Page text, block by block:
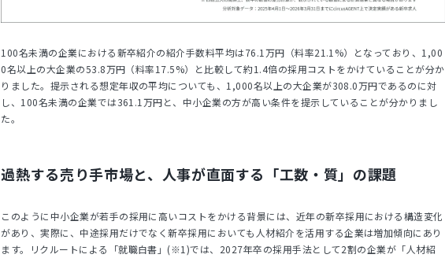
100名未満の企業における新卒紹介の紹介手数料平均は76.1万円（料率21.1%）となっており、1,00
0名以上の大企業の53.8万円（料率17.5%）と比較して約1.4倍の採用コストをかけていることが分か
りました。提示される想定年収の平均についても、1,000名以上の大企業が308.0万円であるのに対
し、100名未満の企業では361.1万円と、中小企業の方が高い条件を提示していることが分かりまし
た。
過熱する売り手市場と、人事が直面する「工数・質」の課題
このように中小企業が若手の採用に高いコストをかける背景には、近年の新卒採用における構造変化
があり、実際に、中途採用だけでなく新卒採用においても人材紹介を活用する企業は増加傾向にあり
ます。リクルートによる「就職白書」(※1)では、2027年卒の採用手法として2割の企業が「人材紹